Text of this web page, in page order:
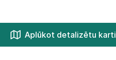
Aplūkot detalizētu karti